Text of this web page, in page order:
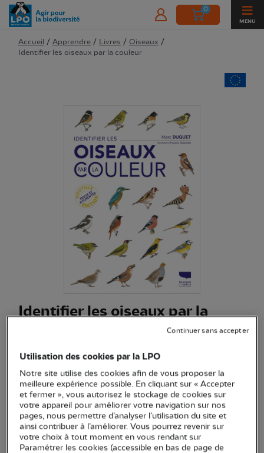
0
MENU
Accueil / Apprendre / Livres / Oiseaux /
Identifier les oiseaux par la couleur
Identifier les oiseaux par la
19,95 €
Pratique et maniable, des dessins et textes précis pour
mieux identifier les oiseaux selon leurs caractéristiques.
Voir plus
Utilisation des cookies par la LPO
Notre site utilise des cookies afin de vous proposer la
meilleure expérience possible. En cliquant sur « Accepter
et fermer », vous autorisez le stockage de cookies sur
votre appareil pour améliorer votre navigation sur nos
pages, nous permettre d’analyser l’utilisation du site et
ainsi contribuer à l’améliorer. Vous pourrez revenir sur
votre choix à tout moment en vous rendant sur
Paramétrer les cookies (accessible en bas de page de
Continuer sans accepter